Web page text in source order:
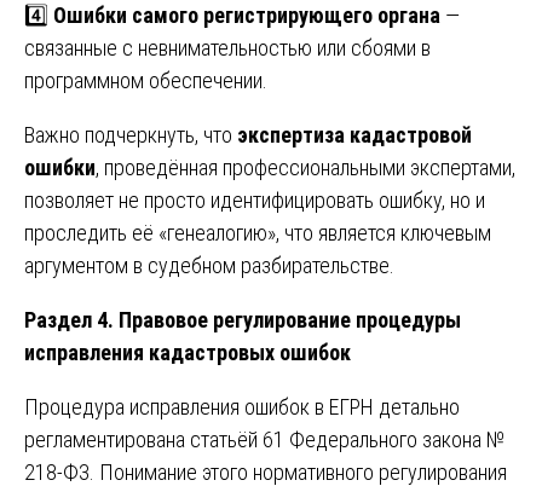
4️⃣ Ошибки самого регистрирующего органа —
связанные с невнимательностью или сбоями в
программном обеспечении.
Важно подчеркнуть, что экспертиза кадастровой
ошибки, проведённая профессиональными экспертами,
позволяет не просто идентифицировать ошибку, но и
проследить её «генеалогию», что является ключевым
аргументом в судебном разбирательстве.
Раздел 4. Правовое регулирование процедуры
исправления кадастровых ошибок
Процедура исправления ошибок в ЕГРН детально
регламентирована статьёй 61 Федерального закона №
218-ФЗ. Понимание этого нормативного регулирования